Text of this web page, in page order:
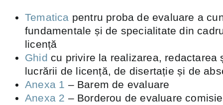
Tematica pentru proba de evaluare a
fundamentale și de specialitate din
licență
Ghid cu privire la realizarea, redactarea
lucrării de licență, de disertație și de
Anexa 1 – Barem de evaluare
Anexa 2 – Borderou de evaluare comisie